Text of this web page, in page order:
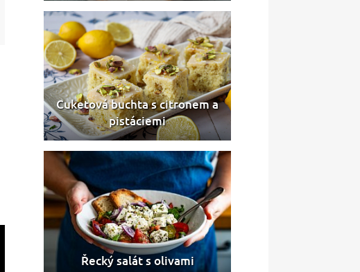
Cuketová buchta s citronem a
pistáciemi
Řecký salát s olivami